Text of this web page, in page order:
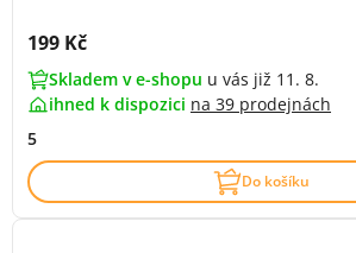
Cena s DPH:
199 Kč
Skladem v e-shopu u vás již 11. 8.
ihned k dispozici na 39 prodejnách
5
Do košíku